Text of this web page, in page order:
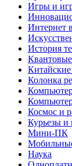
Игры и
Интернет
История
Колонка
Космос и
Курьезы
Мини-ПК
Наука